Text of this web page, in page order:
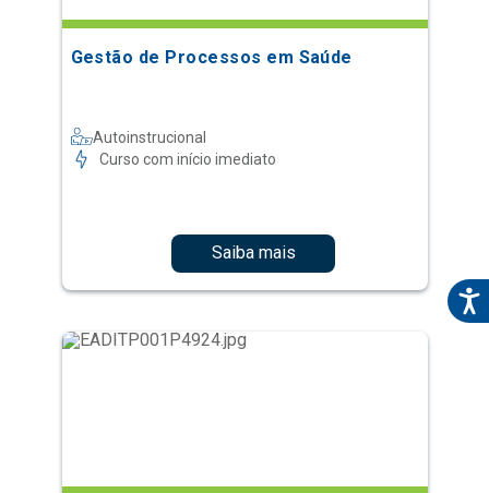
Gestão de Processos em Saúde
Autoinstrucional
Curso com início imediato
Saiba mais